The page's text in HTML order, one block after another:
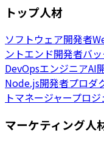
トップ人材
ソフトウェア開発者
ントエンド開発者バ
DevOpsエンジニアAI
Node.js開発者プロダ
トマネージャープロ
マーケティング人